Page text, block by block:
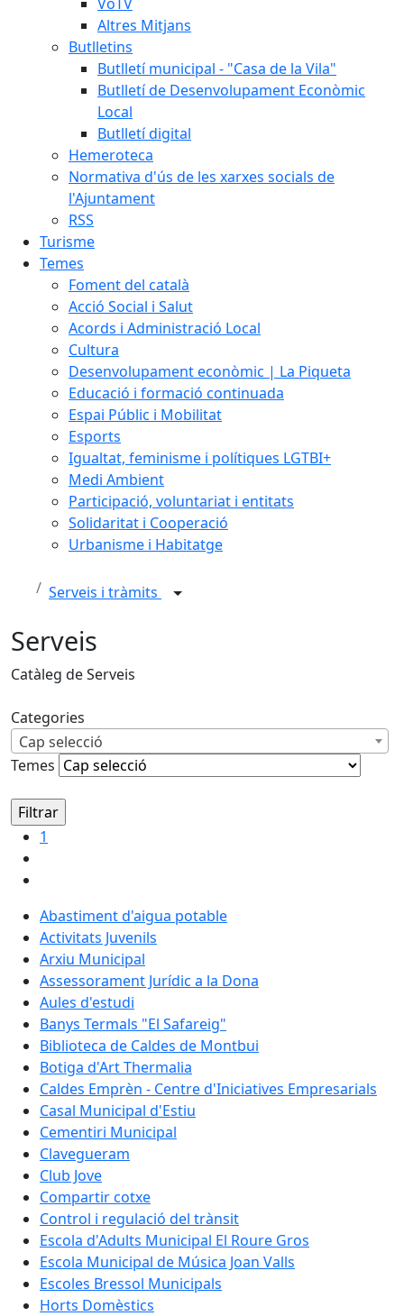
Altres Mitjans
Butlletins
Butlletí municipal - "Casa de la Vila"
Butlletí de Desenvolupament Econòmic
Local
Butlletí digital
Hemeroteca
Normativa d'ús de les xarxes socials de
l'Ajuntament
RSS
Turisme
Temes
Foment del català
Acció Social i Salut
Acords i Administració Local
Cultura
Desenvolupament econòmic | La Piqueta
Educació i formació continuada
Espai Públic i Mobilitat
Esports
Igualtat, feminisme i polítiques LGTBI+
Medi Ambient
Participació, voluntariat i entitats
Solidaritat i Cooperació
Urbanisme i Habitatge
Serveis i tràmits
Serveis
Catàleg de Serveis
Categories
Cap selecció
Temes
1
Abastiment d'aigua potable
Activitats Juvenils
Arxiu Municipal
Assessorament Jurídic a la Dona
Aules d'estudi
Banys Termals "El Safareig"
Biblioteca de Caldes de Montbui
Botiga d'Art Thermalia
Caldes Emprèn - Centre d'Iniciatives Empresarials
Casal Municipal d'Estiu
Cementiri Municipal
Clavegueram
Club Jove
Compartir cotxe
Control i regulació del trànsit
Escola d'Adults Municipal El Roure Gros
Escola Municipal de Música Joan Valls
Escoles Bressol Municipals
Horts Domèstics